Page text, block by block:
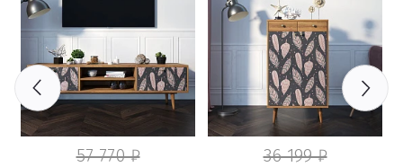
57 770 ₽ 36 199 ₽